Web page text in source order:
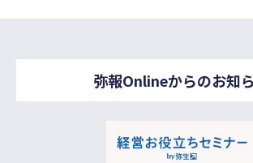
弥報Onlineからのお知